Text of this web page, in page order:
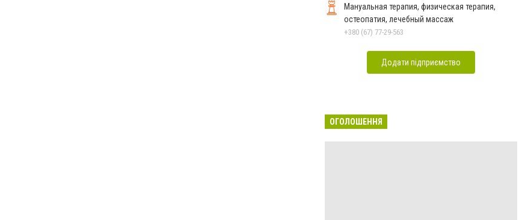
Мануальная терапия, физическая терапия,
остеопатия, лечебный массаж
+380 (67) 77-29-563
Додати підприємство
ОГОЛОШЕННЯ